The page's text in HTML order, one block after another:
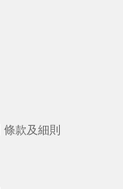
條款及細則